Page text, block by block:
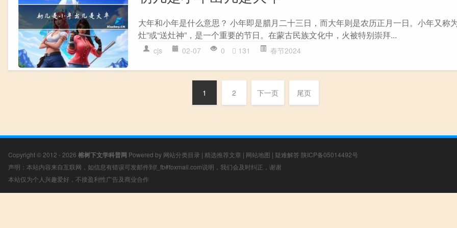
大年和小年是什么意思？ 小年即是腊月二十三日，而大年则是农历正月一日。小年又称
灶”或“送灶神”，是一个重要的节日。在蒙古民族文化中，火被特别崇拜...
cjs 02-07 0 131 春节2024
1 2 下一页 尾页
Copyright © 2012 - 2026 榕树下文学科普网 Powered by 网站分类目录 | 精选推荐文章 | 网站地图 | 疑难解答 陕ICP备05014492号
声明：本站内容来自互联网，如信息有错误可发邮件到f_fb#foxmail.com说明，我们会及时纠正，谢谢
本站仅为个人兴趣爱好，不接盈利性广告及商业合作